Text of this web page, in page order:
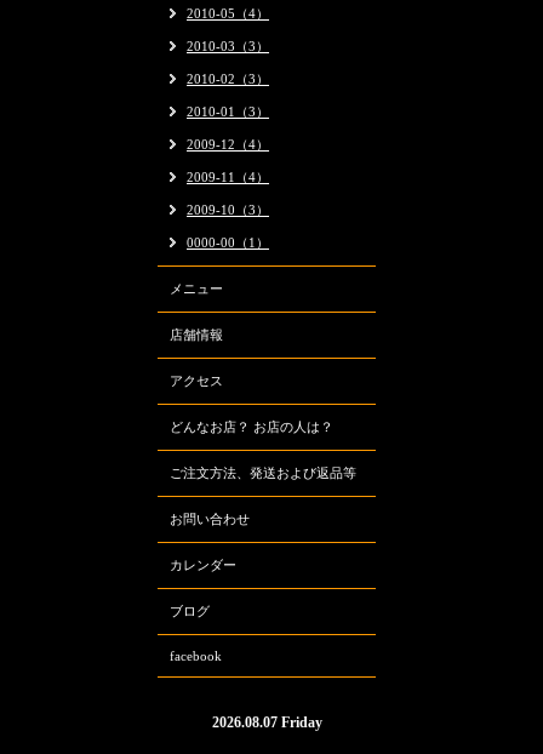
2010-05（4）
2010-03（3）
2010-02（3）
2010-01（3）
2009-12（4）
2009-11（4）
2009-10（3）
0000-00（1）
メニュー
店舗情報
アクセス
どんなお店？ お店の人は？
ご注文方法、発送および返品等
お問い合わせ
カレンダー
ブログ
facebook
2026.08.07 Friday